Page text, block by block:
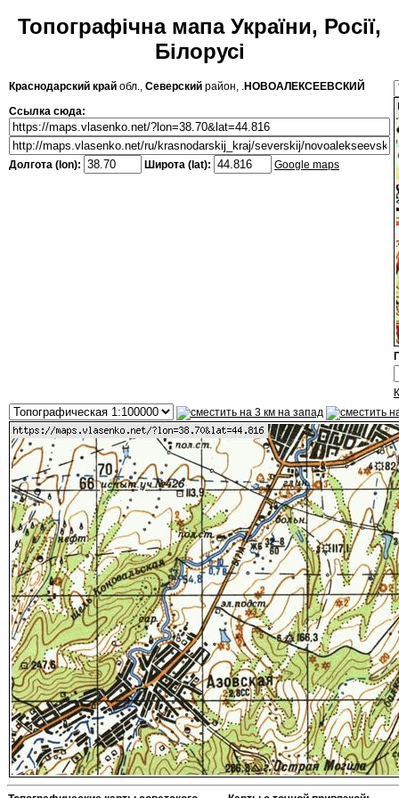
Топографічна мапа України, Росії,
Білорусі
Краснодарский край обл., Северский район, .НОВОАЛЕКСЕЕВСКИЙ
Ссылка сюда:
Долгота (lon): Широта (lat): Google maps